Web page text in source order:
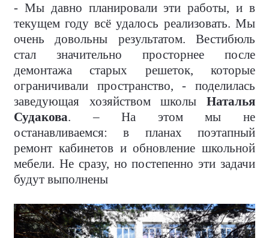
- Мы давно планировали эти работы, и в
текущем году всё удалось реализовать. Мы
очень довольны результатом. Вестибюль
стал значительно просторнее после
демонтажа старых решеток, которые
ограничивали пространство, - поделилась
заведующая хозяйством школы Наталья
Судакова. – На этом мы не
останавливаемся: в планах поэтапный
ремонт кабинетов и обновление школьной
мебели. Не сразу, но постепенно эти задачи
будут выполнены